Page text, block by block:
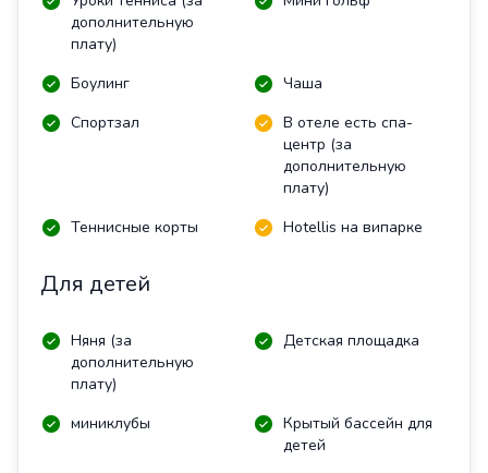
дополнительную
плату)
Боулинг
Чаша
Спортзал
В отеле есть спа-
центр (за
дополнительную
плату)
Теннисные корты
Hotellis на випарке
Для детей
Няня (за
дополнительную
плату)
Детская площадка
миниклубы
Крытый бассейн для
детей